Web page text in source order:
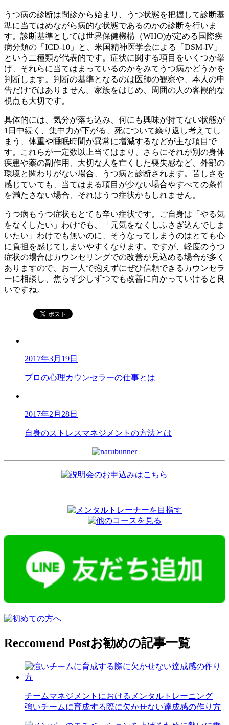
うつ病の診断は問診から始まり、うつ状態を把握して診断基
準に当てはめながら病的な状態であるのかの診断を行いま
す。診断基準としては世界保健機構（WHO)が定める国際疾
病分類の「ICD-10」と、米国精神医学会による「DSM-IV」
という二種類が代表的です。症状に関する項目をいくつか挙
げ、それらに当てはまっているのかをみてうつ病かどうかを
判断します。判断の基準となるのは医師の観察や、本人の申
告だけではありません。家族をはじめ、周囲の人の客観的な
視点も大切です。
具体的には、気分が落ち込み、何にも興味が持てない状態が
1日中続く、集中力が下がる、死について繰り返し考えてし
まう、体重や睡眠時間が異常に増減するなどが主な項目で
す。これらが一定数以上当てはまり、さらにそれが別の身体
疾患や薬の副作用、大切な人を亡くした喪失感など、外部の
環境と関わりがない場合、うつ病と診断されます。苦しさを
感じていても、当てはまる項目が少ない場合やすべての条件
を満たさない場合、それはうつ症状かもしれません。
うつ病もうつ症状もとても辛い症状です。ご自身は「やる気
をなくしたい」わけでも、「元気をなくしふさぎ込んでしま
いたい」わけでも無いのに、そうなってしまうのはとても心
に負担を感じてしまいやすくなります。ですが、軽度のうつ
症状の場合はカウンセリングでの改善が見込める場合が多く
ありますので、お一人で抱えずにぜひ信頼できるカウンセラ
ーに相談し、焦らず少しずつでも改善に向かっていけると良
いですね。
2017年3月19日
プロの心理カウンセラーの仕事とは
2017年2月28日
自身のストレスマネジメントの方法とは
Reccomend Postお勧めの記事一覧
チームマネジメントにおけるメンタルトレーニング
強いチームに育成する際に欠かせない達成感の作り方